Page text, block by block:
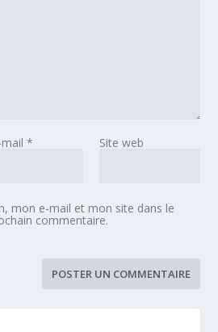
mail * Site web
mon e-mail et mon site dans le
commentaire.